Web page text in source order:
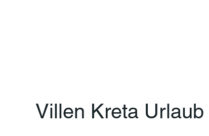
Villen Kreta Urlaub